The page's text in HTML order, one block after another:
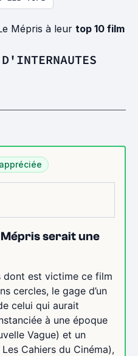
Mépris à leur top 10 film
Mépris serait une
dont est victime ce film
cercles, le gage d’un
celui qui aurait
à une époque
Vague) et un
Cahiers du Cinéma),